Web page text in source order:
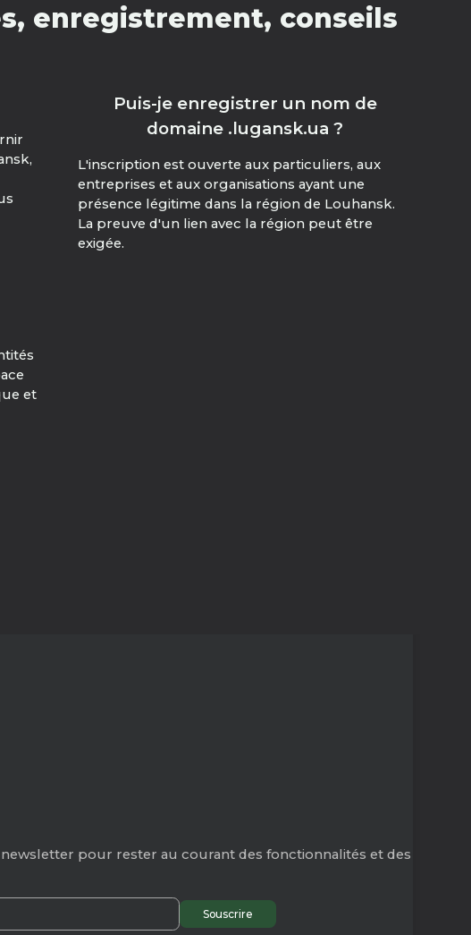
enregistrement, conseils
Puis-je enregistrer un nom de
domaine .lugansk.ua ?
L'inscription est ouverte aux particuliers, aux
entreprises et aux organisations ayant une
présence légitime dans la région de Louhansk.
La preuve d'un lien avec la région peut être
exigée.
et
pour rester au courant des fonctionnalités et des